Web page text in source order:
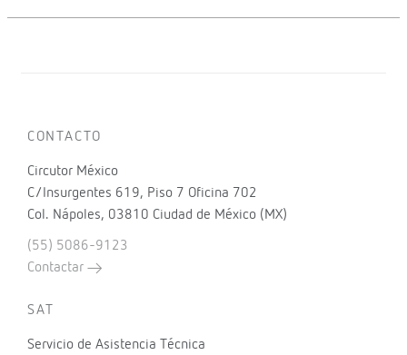
CONTACTO
Circutor México
C/Insurgentes 619, Piso 7 Oficina 702
Col. Nápoles, 03810 Ciudad de México (MX)
(55) 5086-9123
Contactar
SAT
Servicio de Asistencia Técnica